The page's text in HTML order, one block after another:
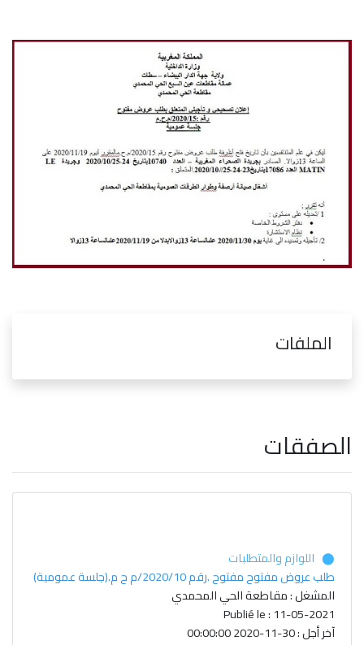
الملفات
الصفقات
⬤ اللوازم والمتطلبات
طلب عروض مفتوح مفتوح .رقم 2020/10/م ح م.(جلسة عمومية)
المشغل : مقاطعة الحي المحمدي
Publié le : 11-05-2021
آخر أجل : 30-11-2020 00:00:00